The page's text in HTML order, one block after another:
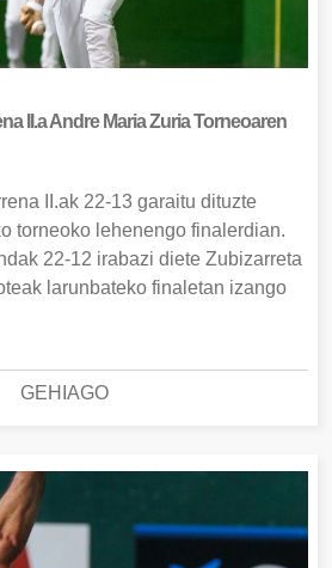
II.a Andre Maria Zuria Torneoaren
II.ak 22-13 garaitu dituzte
torneoko lehenengo finalerdian.
22-12 irabazi diete Zubizarreta
larunbateko finaletan izango
GEHIAGO